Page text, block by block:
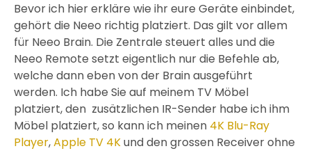
Bevor ich hier erkläre wie ihr eure Geräte einbindet,
gehört die Neeo richtig platziert. Das gilt vor allem
für Neeo Brain. Die Zentrale steuert alles und die
Neeo Remote setzt eigentlich nur die Befehle ab,
welche dann eben von der Brain ausgeführt
werden. Ich habe Sie auf meinem TV Möbel
platziert, den zusätzlichen IR-Sender habe ich ihm
Möbel platziert, so kann ich meinen 4K Blu-Ray
Player,Apple TV 4Kund den grossen Receiver ohne